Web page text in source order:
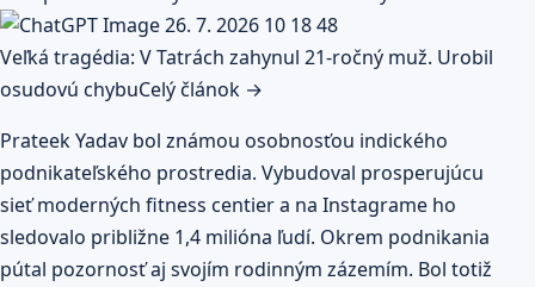
Veľká tragédia: V Tatrách zahynul 21-ročný muž. Urobil
osudovú chybuCelý článok →
Prateek Yadav bol známou osobnosťou indického
podnikateľského prostredia. Vybudoval prosperujúcu
sieť moderných fitness centier a na Instagrame ho
sledovalo približne 1,4 milióna ľudí. Okrem podnikania
pútal pozornosť aj svojím rodinným zázemím. Bol totiž